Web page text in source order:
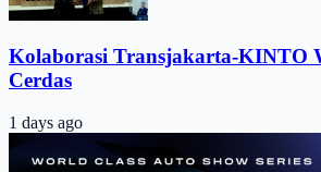
Kolaborasi Transjakarta-KINTO
Cerdas
1 days ago